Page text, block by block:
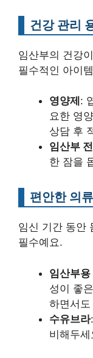
건강 관리
임산부의 건강
필수적인 아이
영양제 :
요한 영
상담 후
임산부
한 잠을
편안한 의류
임신 기간 동안
필수예요.
임산부용
성이 좋
하면서
수유브라
비해두세